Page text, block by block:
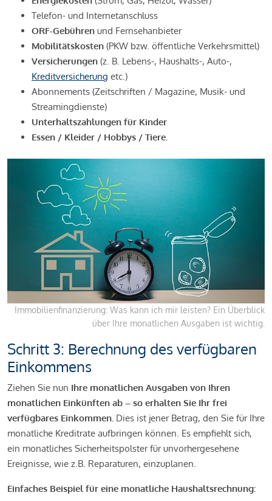
Telefon- und Internetanschluss
ORF-Gebühren und Fernsehanbieter
Mobilitätskosten (PKW bzw. öffentliche Verkehrsmittel)
Versicherungen (z. B. Lebens-, Haushalts-, Auto-,
Kreditversicherung etc.)
Abonnements (Zeitschriften / Magazine, Musik- und
Streamingdienste)
Unterhaltszahlungen für Kinder
Essen / Kleider / Hobbys / Tiere.
Immobilienfinanzierung: Was kann ich mir leisten? Ein Überblick
über Ihre monatlichen Ausgaben ist wichtig.
Schritt 3: Berechnung des verfügbaren
Einkommens
Ziehen Sie nun Ihre monatlichen Ausgaben von Ihren
monatlichen Einkünften ab – so erhalten Sie Ihr frei
verfügbares Einkommen. Dies ist jener Betrag, den Sie für Ihre
monatliche Kreditrate aufbringen können. Es empfiehlt sich,
ein monatliches Sicherheitspolster für unvorhergesehene
Ereignisse, wie z.B. Reparaturen, einzuplanen.
Einfaches Beispiel für eine monatliche Haushaltsrechnung: